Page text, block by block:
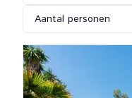
Aantal personen